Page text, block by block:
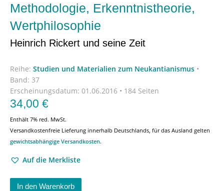
Methodologie, Erkenntnistheorie,
Wertphilosophie
Heinrich Rickert und seine Zeit
Reihe: Studien und Materialien zum Neukantianismus •
Band: 37
Erscheinungsdatum: 01.06.2016 • 184 Seiten
34,00 €
Enthält 7% red. MwSt.
Versandkostenfreie Lieferung innerhalb Deutschlands, für das Ausland gelten
gewichtsabhängige Versandkosten.
Auf die Merkliste
In den Warenkorb